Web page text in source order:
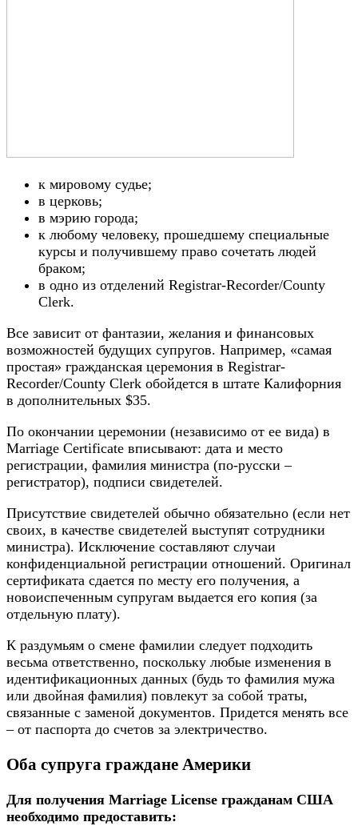
к мировому судье;
в церковь;
в мэрию города;
к любому человеку, прошедшему специальные
курсы и получившему право сочетать людей
браком;
в одно из отделений Registrar-Recorder/County
Clerk.
Все зависит от фантазии, желания и финансовых
возможностей будущих супругов. Например, «самая
простая» гражданская церемония в Registrar-
Recorder/County Clerk обойдется в штате Калифорния
в дополнительных $35.
По окончании церемонии (независимо от ее вида) в
Marriage Сertificate вписывают: дата и место
регистрации, фамилия министра (по-русски –
регистратор), подписи свидетелей.
Присутствие свидетелей обычно обязательно (если нет
своих, в качестве свидетелей выступят сотрудники
министра). Исключение составляют случаи
конфиденциальной регистрации отношений. Оригинал
сертификата сдается по месту его получения, а
новоиспеченным супругам выдается его копия (за
отдельную плату).
К раздумьям о смене фамилии следует подходить
весьма ответственно, поскольку любые изменения в
идентификационных данных (будь то фамилия мужа
или двойная фамилия) повлекут за собой траты,
связанные с заменой документов. Придется менять все
– от паспорта до счетов за электричество.
Оба супруга граждане Америки
Для получения Marriage License гражданам США
необходимо предоставить: